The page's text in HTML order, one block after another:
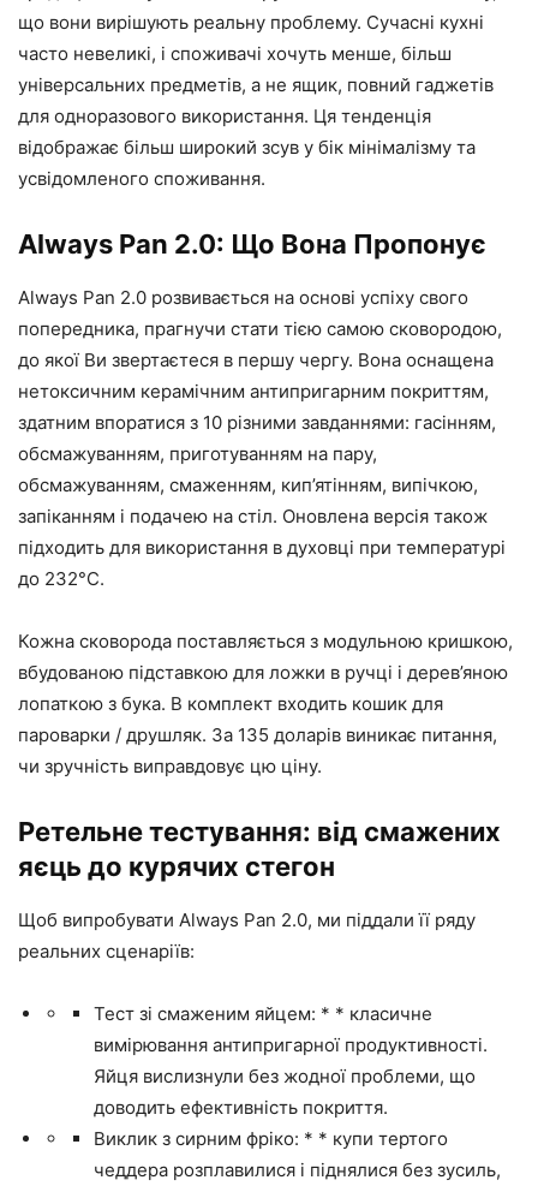
що вони вирішують реальну проблему. Сучасні кухні
часто невеликі, і споживачі хочуть менше, більш
універсальних предметів, а не ящик, повний гаджетів
для одноразового використання. Ця тенденція
відображає більш широкий зсув у бік мінімалізму та
усвідомленого споживання.
Always Pan 2.0: Що Вона Пропонує
Always Pan 2.0 розвивається на основі успіху свого
попередника, прагнучи стати тією самою сковородою,
до якої Ви звертаєтеся в першу чергу. Вона оснащена
нетоксичним керамічним антипригарним покриттям,
здатним впоратися з 10 різними завданнями: гасінням,
обсмажуванням, приготуванням на пару,
обсмажуванням, смаженням, кип’ятінням, випічкою,
запіканням і подачею на стіл. Оновлена версія також
підходить для використання в духовці при температурі
до 232°C.
Кожна сковорода поставляється з модульною кришкою,
вбудованою підставкою для ложки в ручці і дерев’яною
лопаткою з бука. В комплект входить кошик для
пароварки / друшляк. За 135 доларів виникає питання,
чи зручність виправдовує цю ціну.
Ретельне тестування: від смажених
яєць до курячих стегон
Щоб випробувати Always Pan 2.0, ми піддали її ряду
реальних сценаріїв:
Тест зі смаженим яйцем: * * класичне
вимірювання антипригарної продуктивності.
Яйця вислизнули без жодної проблеми, що
доводить ефективність покриття.
Виклик з сирним фріко: * * купи тертого
чеддера розплавилися і піднялися без зусиль,